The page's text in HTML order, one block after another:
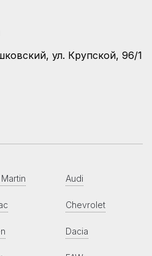
ул. Крупской, 96/1
Audi
Chevrolet
Dacia